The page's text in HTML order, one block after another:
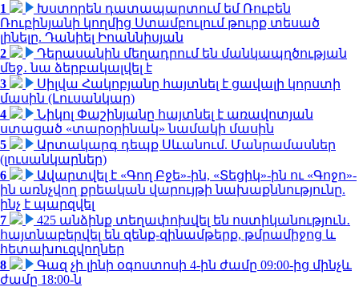
1
Խստորեն դատապարտում եմ Ռուբեն
Ռուբինյանի կողմից Ստամբուլում թուրք տեսած
լինելը. Դանիել Իոաննիսյան
2
Դերասանին մեղադրում են մանկապղծության
մեջ․ նա ձերբակալվել է
3
Սիլվա Հակոբյանը հայտնել է ցավալի կորստի
մասին (Լուսանկար)
4
Նիկոլ Փաշինյանը հայտնել է առավոտյան
ստացած «տարօրինակ» նամակի մասին
5
Արտակարգ դեպք Սևանում. Մանրամասներ
(լուսանկարներ)
6
Ավարտվել է «Գող Բջե»-ին, «Տեցիկ»-ին ու «Գոջո»-
ին առնչվող քրեական վարույթի նախաքննությունը.
ինչ է պարզվել
7
425 անձինք տեղափոխվել են ոստիկանություն․
հայտնաբերվել են զենք-զինամթերք, թմրամիջոց և
հետախուզվողներ
8
Գազ չի լինի օգոստոսի 4-ին ժամը 09:00-ից մինչև
ժամը 18:00-ն